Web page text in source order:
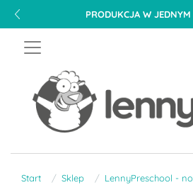
PRODUKCJA W JEDNYM
Start Sklep
LennyPreschool -